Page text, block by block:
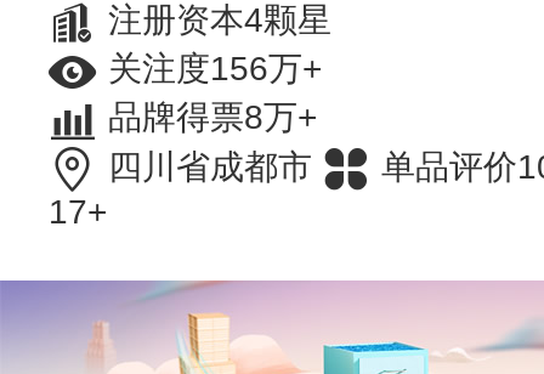
注册资本4颗星
关注度156万+
品牌得票8万+
四川省成都市
单品评价
17+